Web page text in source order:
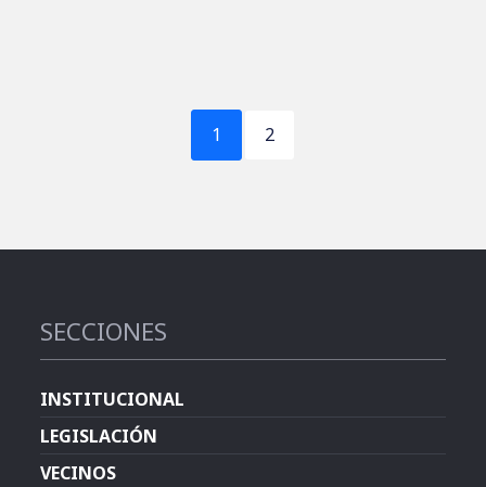
1 2
SECCIONES
INSTITUCIONAL
LEGISLACIÓN
VECINOS